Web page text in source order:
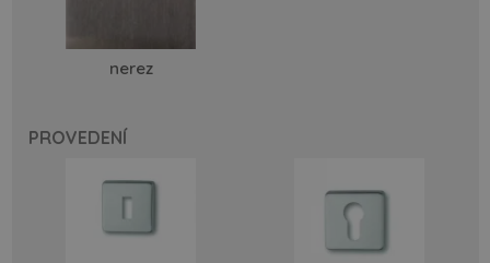
nerez
PROVEDENÍ